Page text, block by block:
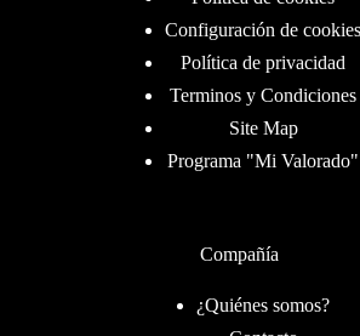
Configuración de cookies
Política de privacidad
Terminos y Condiciones
Site Map
Programa "Mi Valorado"
Compañía
¿Quiénes somos?